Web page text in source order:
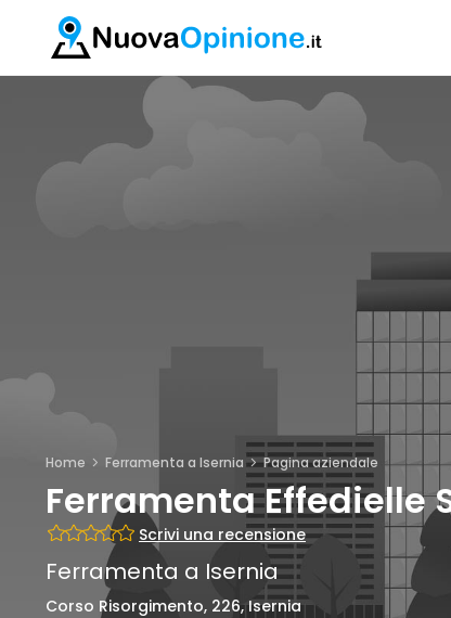
Home Ferramenta a Isernia Pagina aziendale
Ferramenta Effedielle
Scrivi una recensione
Ferramenta a Isernia
Corso Risorgimento, 226, Isernia